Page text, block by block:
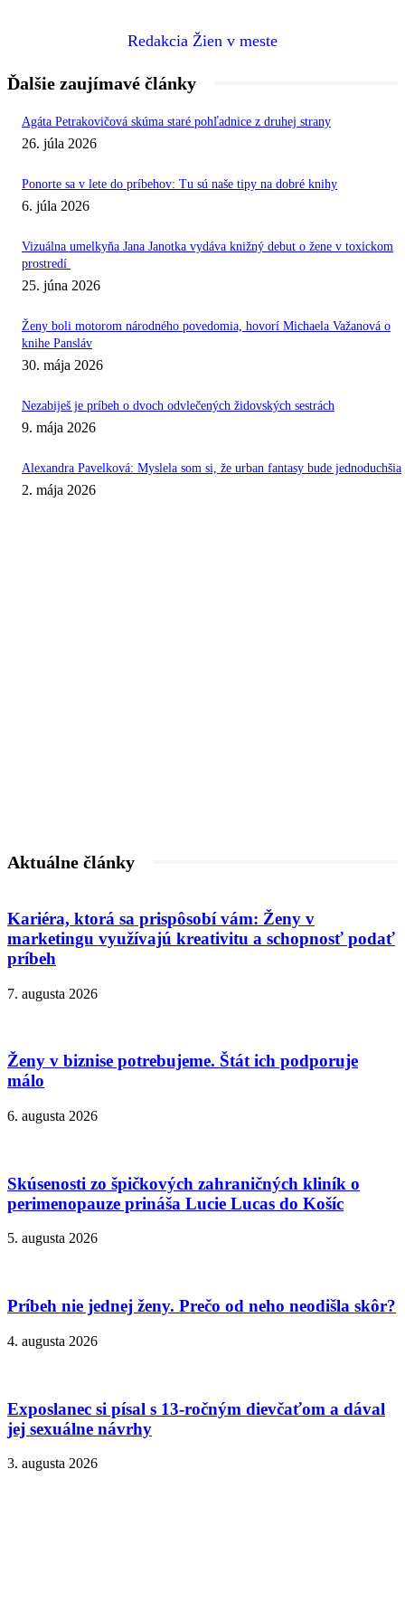
Redakcia Žien v meste
Ďalšie zaujímavé články
Agáta Petrakovičová skúma staré pohľadnice z druhej strany
26. júla 2026
Ponorte sa v lete do príbehov: Tu sú naše tipy na dobré knihy
6. júla 2026
Vizuálna umelkyňa Jana Janotka vydáva knižný debut o žene v toxickom
prostredí
25. júna 2026
Ženy boli motorom národného povedomia, hovorí Michaela Važanová o
knihe Pansláv
30. mája 2026
Nezabiješ je príbeh o dvoch odvlečených židovských sestrách
9. mája 2026
Alexandra Pavelková: Myslela som si, že urban fantasy bude jednoduchšia
2. mája 2026
Aktuálne články
Kariéra, ktorá sa prispôsobí vám: Ženy v
marketingu využívajú kreativitu a schopnosť podať
príbeh
7. augusta 2026
Ženy v biznise potrebujeme. Štát ich podporuje
málo
6. augusta 2026
Skúsenosti zo špičkových zahraničných kliník o
perimenopauze prináša Lucie Lucas do Košíc
5. augusta 2026
Príbeh nie jednej ženy. Prečo od neho neodišla skôr?
4. augusta 2026
Exposlanec si písal s 13-ročným dievčaťom a dával
jej sexuálne návrhy
3. augusta 2026